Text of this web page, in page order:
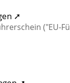
➚
("EU-